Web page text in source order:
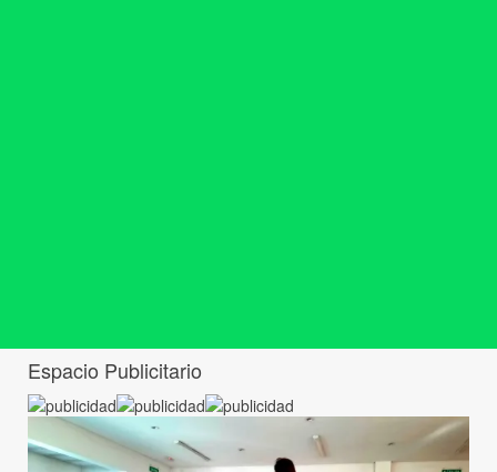
Espacio Publicitario